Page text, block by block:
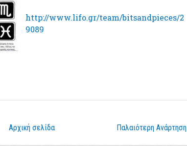
http://www.lifo.gr/team/bitsandpieces/2
9089
Παλαιότερη Ανάρτηση
Αρχική σελίδα